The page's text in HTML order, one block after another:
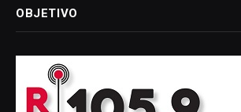
OBJETIVO